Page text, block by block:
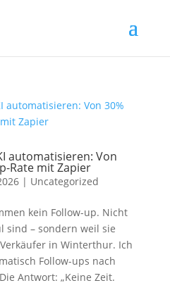
automatisieren: Von
Rate mit Zapier
| Uncategorized
kein Follow-up. Nicht
sind – sondern weil sie
in Winterthur. Ich
Follow-ups nach
Antwort: „Keine Zeit.